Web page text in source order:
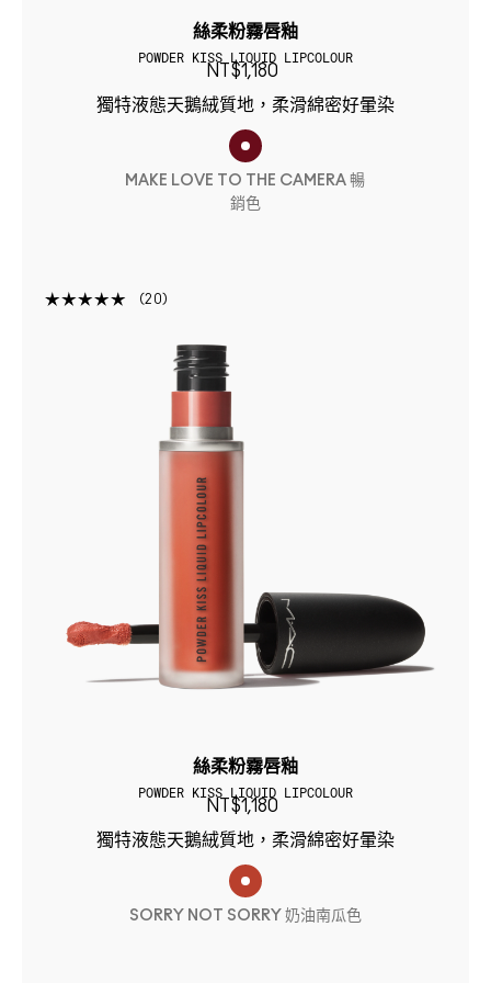
絲柔粉霧唇釉
POWDER KISS LIQUID LIPCOLOUR
NT$1,180
獨特液態天鵝絨質地，柔滑綿密好暈染
MAKE LOVE TO THE CAMERA 暢
銷色
20
絲柔粉霧唇釉
POWDER KISS LIQUID LIPCOLOUR
NT$1,180
獨特液態天鵝絨質地，柔滑綿密好暈染
SORRY NOT SORRY 奶油南瓜色